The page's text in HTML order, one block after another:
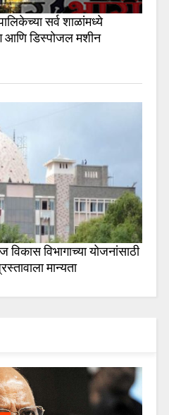
सर्व शाळांमध्ये
आणि डिस्पोजल मशीन
विभागाच्या योजनांसाठी
मान्यता